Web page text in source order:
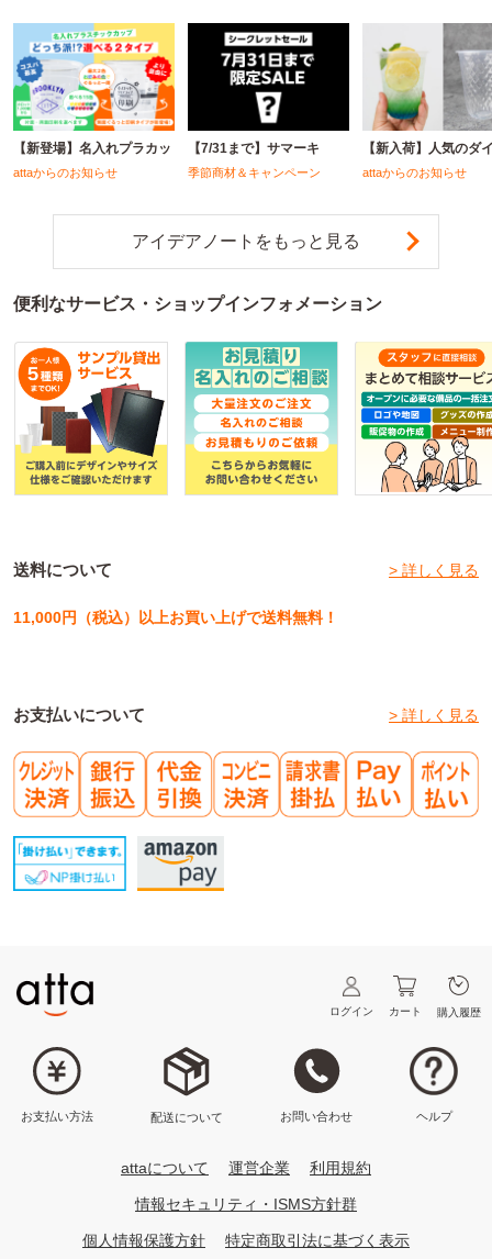
【新登場】名入れプラカッ
attaからのお知らせ
【7/31まで】サマーキ
季節商材＆キャンペーン
【新入荷】人気のダ
attaからのお知らせ
アイデアノートをもっと見る
便利なサービス・ショップインフォメーション
送料について > 詳しく見る
11,000円（税込）以上お買い上げで送料無料！
お支払いについて > 詳しく見る
ログイン カート 購入履歴
お支払い方法 配送について お問い合わせ ヘルプ
attaについて 運営企業 利用規約
情報セキュリティ・ISMS方針群
個人情報保護方針 特定商取引法に基づく表示